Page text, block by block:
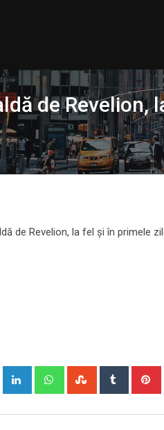
de Revelion,
Google+ LinkedIn WhatsappStumbleUpon
Tumblr